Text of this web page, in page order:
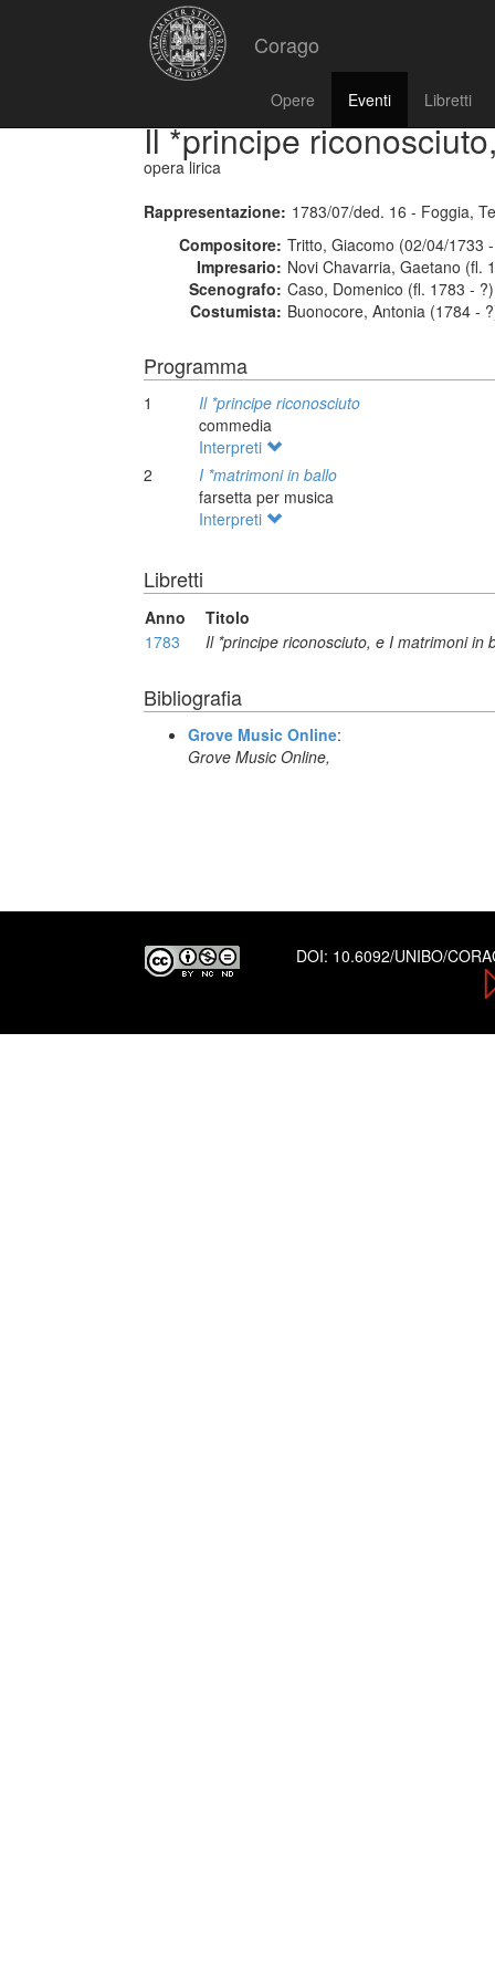
Corago
Opere Eventi Libretti
Il *principe
opera lirica
Rappresentazione: 1783/07/ded. 16 - Foggia,
Compositore: Tritto, Giacomo (02/04/1733
Impresario: Novi Chavarria, Gaetano (fl.
Scenografo: Caso, Domenico (fl. 1783 - ?)
Costumista: Buonocore, Antonia (1784 -
Programma
1
Il *principe riconosciuto
commedia
Interpreti
2
I *matrimoni in ballo
farsetta per musica
Interpreti
Libretti
Anno
Titolo
1783
Il *principe riconosciuto, e I matrimoni in
Bibliografia
Grove Music Online:
Grove Music Online,
DOI: 10.6092/UNIBO/